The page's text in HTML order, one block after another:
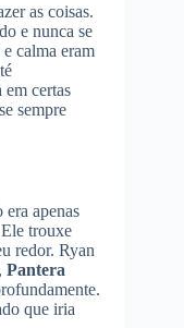
as coisas.
e nunca se
calma eram
certas
sempre
apenas
trouxe
redor. Ryan
Pantera
que iria